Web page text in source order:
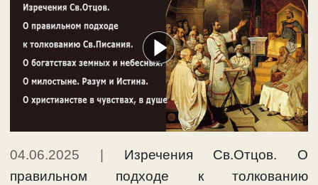
04.06.2025
Изречения Св.Отцов. О
правильном подходе к толкованию